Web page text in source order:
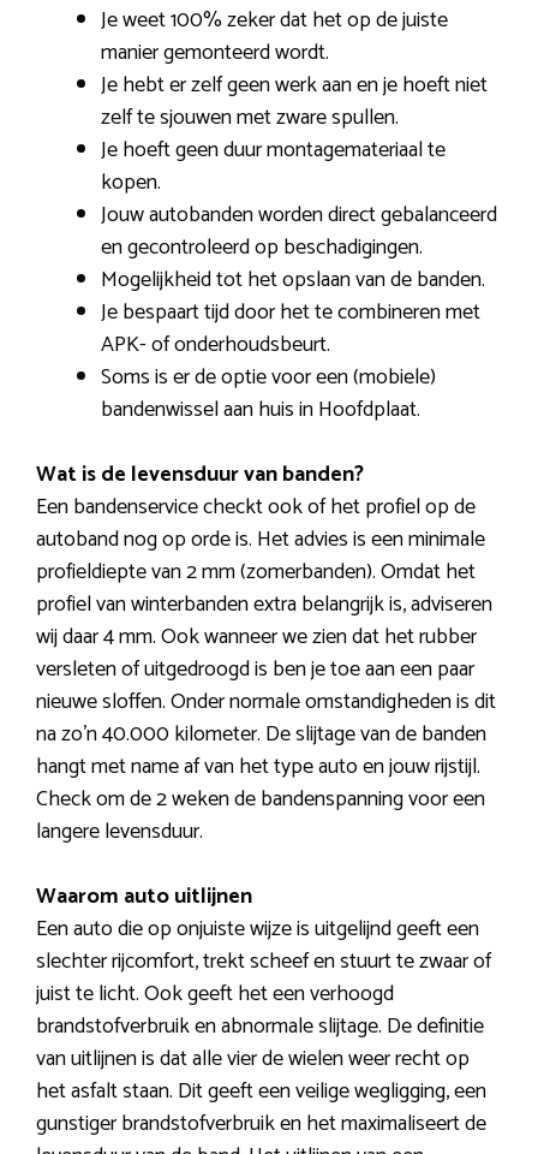
Je weet 100% zeker dat het op de juiste
manier gemonteerd wordt.
Je hebt er zelf geen werk aan en je hoeft niet
zelf te sjouwen met zware spullen.
Je hoeft geen duur montagemateriaal te
kopen.
Jouw autobanden worden direct gebalanceerd
en gecontroleerd op beschadigingen.
Mogelijkheid tot het opslaan van de banden.
Je bespaart tijd door het te combineren met
APK- of onderhoudsbeurt.
Soms is er de optie voor een (mobiele)
bandenwissel aan huis in Hoofdplaat.
Wat is de levensduur van banden?
Een bandenservice checkt ook of het profiel op de
autoband nog op orde is. Het advies is een minimale
profieldiepte van 2 mm (zomerbanden). Omdat het
profiel van winterbanden extra belangrijk is, adviseren
wij daar 4 mm. Ook wanneer we zien dat het rubber
versleten of uitgedroogd is ben je toe aan een paar
nieuwe sloffen. Onder normale omstandigheden is dit
na zo’n 40.000 kilometer. De slijtage van de banden
hangt met name af van het type auto en jouw rijstijl.
Check om de 2 weken de bandenspanning voor een
langere levensduur.
Waarom auto uitlijnen
Een auto die op onjuiste wijze is uitgelijnd geeft een
slechter rijcomfort, trekt scheef en stuurt te zwaar of
juist te licht. Ook geeft het een verhoogd
brandstofverbruik en abnormale slijtage. De definitie
van uitlijnen is dat alle vier de wielen weer recht op
het asfalt staan. Dit geeft een veilige wegligging, een
gunstiger brandstofverbruik en het maximaliseert de